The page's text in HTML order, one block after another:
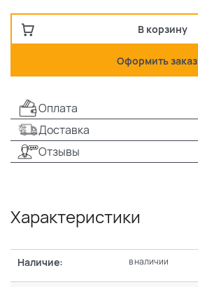
В корзину
Оформить заказ
Оплата
Доставка
Отзывы
Характеристики
Наличие: в наличии